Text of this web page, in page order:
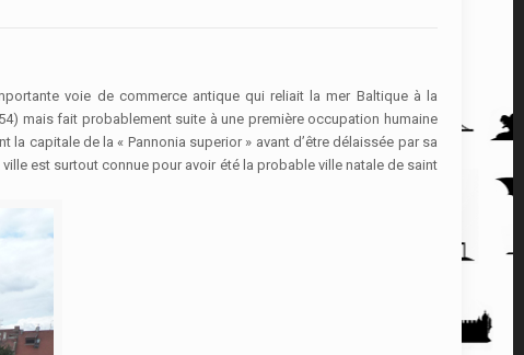
voie de commerce antique qui reliait la mer Baltique à la
mais fait probablement suite à une première occupation humaine
capitale de la « Pannonia superior » avant d’être délaissée par sa
est surtout connue pour avoir été la probable ville natale de saint